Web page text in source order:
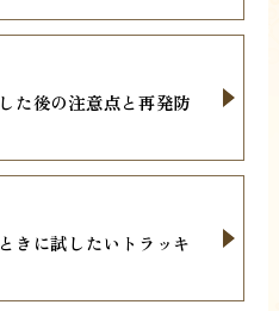
た後の注意点と再発防
きに試したいトラッキ